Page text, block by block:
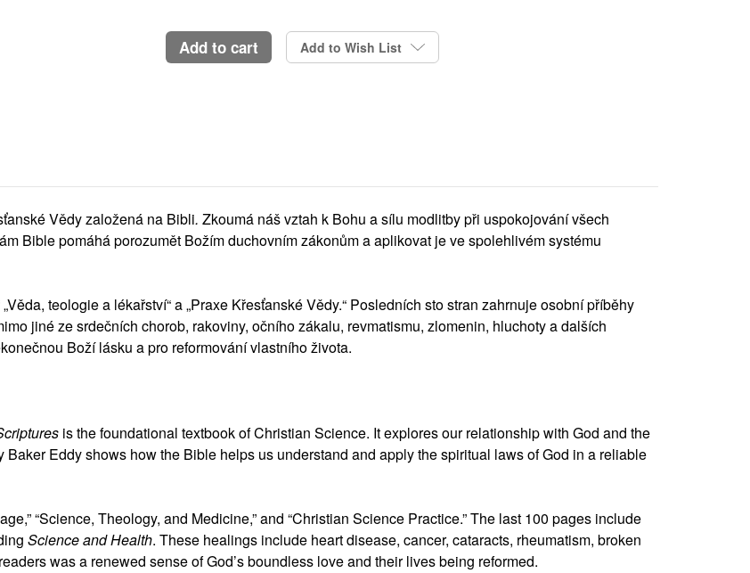
add to cart Add to Wish List
Vědy založená na Bibli. Zkoumá náš vztah k Bohu a sílu modlitby při uspokojování všech
Bible pomáhá porozumět Božím duchovním zákonům a aplikovat je ve spolehlivém systému
teologie a lékařství“ a „Praxe Křesťanské Vědy.“ Posledních sto stran zahrnuje osobní příběhy
jiné ze srdečních chorob, rakoviny, očního zákalu, revmatismu, zlomenin, hluchoty a dalších
Boží lásku a pro reformování vlastního života.
is the foundational textbook of Christian Science. It explores our relationship with God and the
Eddy shows how the Bible helps us understand and apply the spiritual laws of God in a reliable
“Science, Theology, and Medicine,” and “Christian Science Practice.” The last 100 pages include
Science and Health. These healings include heart disease, cancer, cataracts, rheumatism, broken
was a renewed sense of God’s boundless love and their lives being reformed.